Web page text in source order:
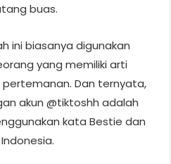
buas.
ini biasanya digunakan
yang memiliki arti
Dan ternyata,
akun @tiktoshh adalah
kata Bestie dan